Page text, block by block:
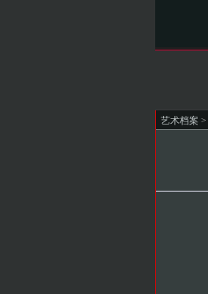
艺术档案 >